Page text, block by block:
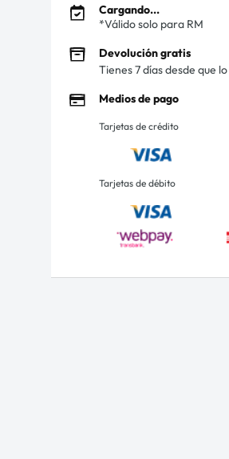
Cargando...
*Válido solo para RM
Devolución gratis
Tienes 7 días desde que
Medios de pago
Tarjetas de crédito
Tarjetas de débito